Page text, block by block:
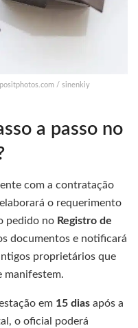
/ sinenkiy
a passo no
com a contratação
o requerimento
pedido no Registro de
documentos e notificará
proprietários que
manifestem.
em 15 dias após a
o oficial poderá